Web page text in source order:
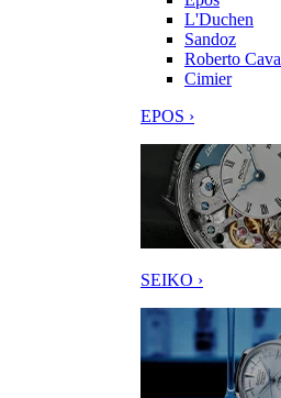
L'Duchen
Sandoz
Roberto
Cimier
EPOS ›
SEIKO ›